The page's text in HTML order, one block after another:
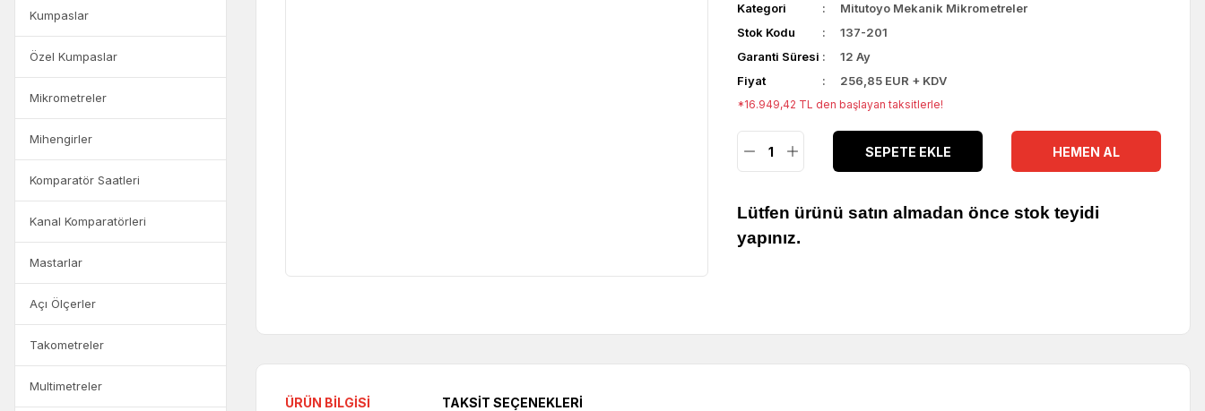
Kumpaslar
Özel Kumpaslar
Mikrometreler
Mihengirler
Komparatör Saatleri
Kanal Komparatörleri
Mastarlar
Açı Ölçerler
Takometreler
Multimetreler
Kategori
Mitutoyo Mekanik Mikrometreler
Stok Kodu
137-201
Garanti Süresi
12 Ay
Fiyat
256,85 EUR + KDV
*16.949,42 TL den başlayan taksitlerle!
SEPETE EKLE HEMEN AL
Lütfen ürünü satın almadan önce stok teyidi
yapınız.
ÜRÜN BILGISI TAKSIT SEÇENEKLERI